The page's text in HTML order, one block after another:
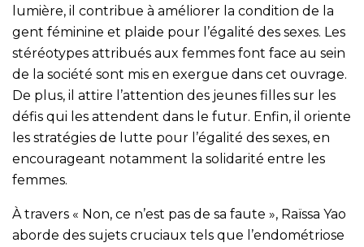
lumière, il contribue à améliorer la condition de la
gent féminine et plaide pour l’égalité des sexes. Les
stéréotypes attribués aux femmes font face au sein
de la société sont mis en exergue dans cet ouvrage.
De plus, il attire l’attention des jeunes filles sur les
défis qui les attendent dans le futur. Enfin, il oriente
les stratégies de lutte pour l’égalité des sexes, en
encourageant notamment la solidarité entre les
femmes.
À travers « Non, ce n’est pas de sa faute », Raïssa Yao
aborde des sujets cruciaux tels que l’endométriose